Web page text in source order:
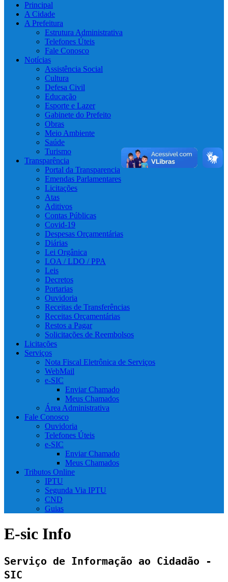
Principal
A Cidade
A Prefeitura
Estrutura Administrativa
Telefones Úteis
Fale Conosco
Notícias
Assistência Social
Cultura
Defesa Civil
Educação
Esporte e Lazer
Gabinete do Prefeito
Obras
Meio Ambiente
Saúde
Turismo
Transparência
Portal da Transparencia
Emendas Parlamentares
Licitações
Atas
Aditivos
Contas Públicas
Covid-19
Despesas Orçamentárias
Diárias
Lei Orgânica
LOA / LDO / PPA
Leis
Decretos
Portarias
Ouvidoria
Receitas de Transferências
Receitas Orçamentárias
Restos a Pagar
Solicitações de Reembolsos
Licitações
Serviços
Nota Fiscal Eletrônica de Serviços
WebMail
e-SIC
Enviar Chamado
Meus Chamados
Área Administrativa
Fale Conosco
Ouvidoria
Telefones Úteis
e-SIC
Enviar Chamado
Meus Chamados
Tributos Online
IPTU
Segunda Via IPTU
CND
Guias
E-sic Info
Serviço de Informação ao Cidadão -
SIC